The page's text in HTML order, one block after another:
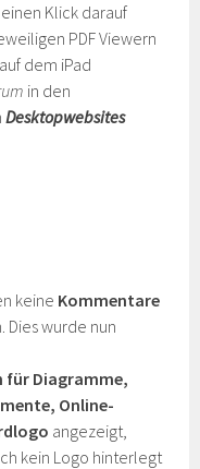
Klick darauf
PDF Viewern
dem iPad
in den
Desktopwebsites
keine Kommentare
wurde nun
für Diagramme,
Online-
angezeigt,
kein Logo hinterlegt